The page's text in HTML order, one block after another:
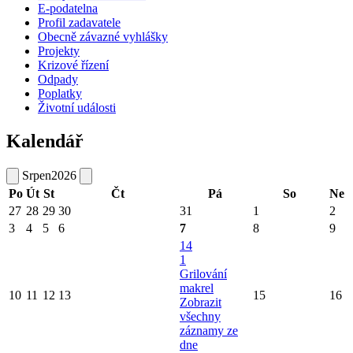
E-podatelna
Profil zadavatele
Obecně závazné vyhlášky
Projekty
Krizové řízení
Odpady
Poplatky
Životní události
Kalendář
Srpen2026
Po Út St Čt Pá So
Ne
27 28 29 30 31 1
2
3
4 5 6 7 8 9
10 11 12 13
14
1
Grilování
makrel
Zobrazit
všechny
záznamy ze
dne
15 16